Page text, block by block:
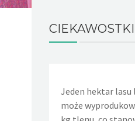
CIEKAWOSTKI
Jeden hektar lasu
może